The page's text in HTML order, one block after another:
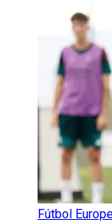
Fútbol